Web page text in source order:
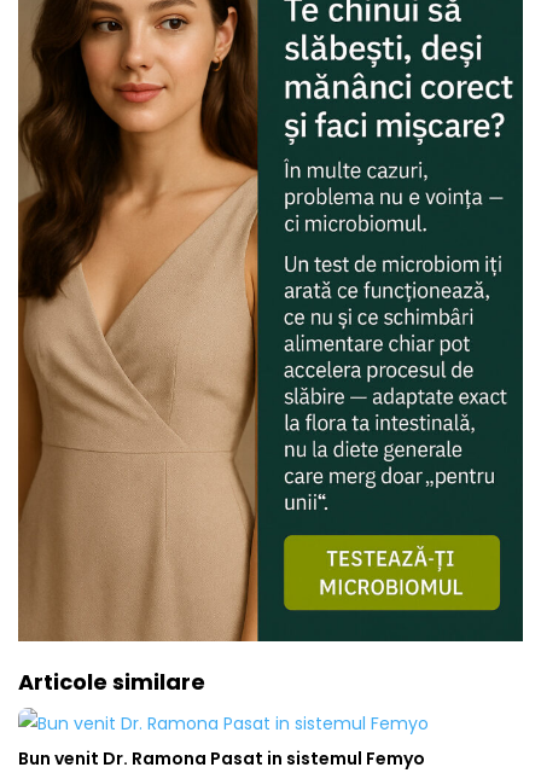
Articole similare
Bun venit Dr. Ramona Pasat in sistemul Femyo